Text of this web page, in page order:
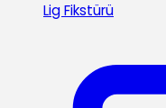
Lig Fikstürü